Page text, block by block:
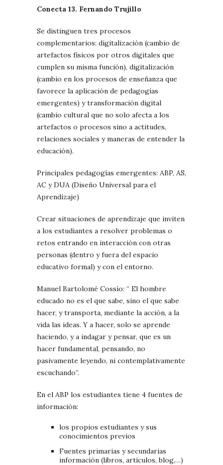
Conecta 13. Fernando Trujillo
Se distinguen tres procesos
complementarios: digitalización (cambio de
artefactos físicos por otros digitales que
cumplen su misma función), digitalización
(cambio en los procesos de enseñanza que
favorece la aplicación de pedagogías
emergentes) y transformación digital
(cambio cultural que no solo afecta a los
artefactos o procesos sino a actitudes,
relaciones sociales y maneras de entender la
educación).
Principales pedagogías emergentes: ABP, AS,
AC y DUA (Diseño Universal para el
Aprendizaje)
Crear situaciones de aprendizaje que inviten
a los estudiantes a resolver problemas o
retos entrando en interacción con otras
personas (dentro y fuera del espacio
educativo formal) y con el entorno.
Manuel Bartolomé Cossío: “ El hombre
educado no es el que sabe, sino el que sabe
hacer, y transporta, mediante la acción, a la
vida las ideas. Y a hacer, solo se aprende
haciendo, y a indagar y pensar, que es un
hacer fundamental, pensando, no
pasivamente leyendo, ni contemplativamente
escuchando”.
En el ABP los estudiantes tiene 4 fuentes de
información:
los propios estudiantes y sus
conocimientos previos
Fuentes primarias y secundarias
información (libros, artículos, blog,…)